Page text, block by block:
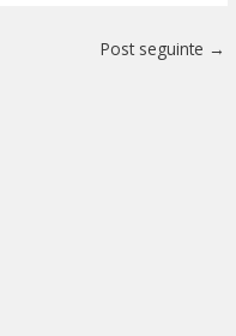
Post seguinte →